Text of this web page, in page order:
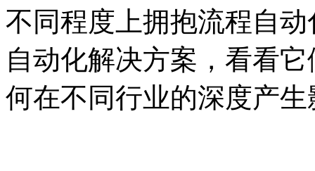
不同程度上拥抱流程自
自动化解决方案，看看
何在不同行业的深度产生